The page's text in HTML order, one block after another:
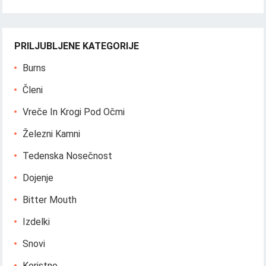
PRILJUBLJENE KATEGORIJE
Burns
Členi
Vreče In Krogi Pod Očmi
Železni Kamni
Tedenska Nosečnost
Dojenje
Bitter Mouth
Izdelki
Snovi